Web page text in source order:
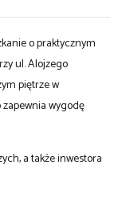
o praktycznym
ul. Alojzego
piętrze w
wygodę
a także inwestora